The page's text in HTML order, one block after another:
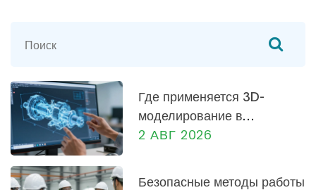
оптимизацию производства и что нужно
Изложение содержит интересные примеры и
практические советы по автоматизации заводов.
Где применяется 3D-
моделирование в
машиностроении: от
2 АВГ 2026
Безопасные методы работы